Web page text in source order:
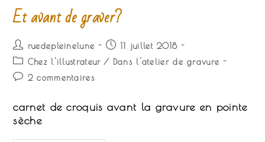
Et avant de graver?
Auteur/autrice
de
publication :
ruedepleinelune
Publication
publiée :
11 juillet 2018
Post
category:
Chez l'illustrateur / Dans l'atelier de gravure
Commentaires
publication :
2 commentaires
carnet de croquis avant la gravure en pointe
sèche